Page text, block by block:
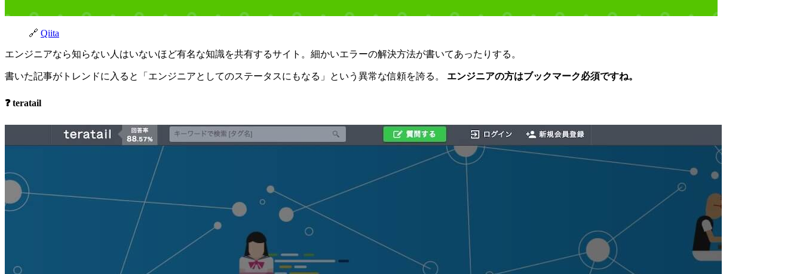
🔗 Qiita
エンジニアなら知らない人はいないほど有名な知識を共有するサイト。細かいエラーの解決方法が書いてあったりする。
書いた記事がトレンドに入ると「エンジニアとしてのステータスにもなる」という異常な信頼を誇る。 エンジニアの方はブックマーク必須ですね。
❓ teratail